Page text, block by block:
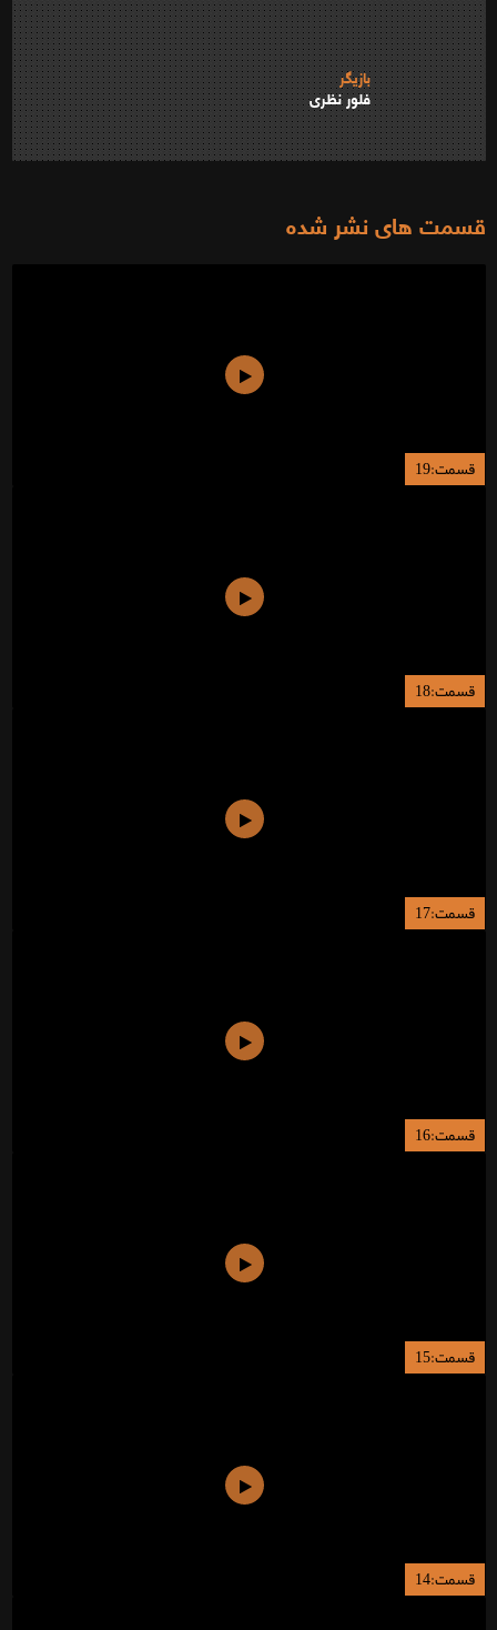
بازیگر
فلور نظری
قسمت های نشر شده
قسمت:19
قسمت:18
قسمت:17
قسمت:16
قسمت:15
قسمت:14